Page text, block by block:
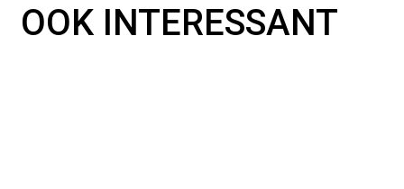
OOK INTERESSANT